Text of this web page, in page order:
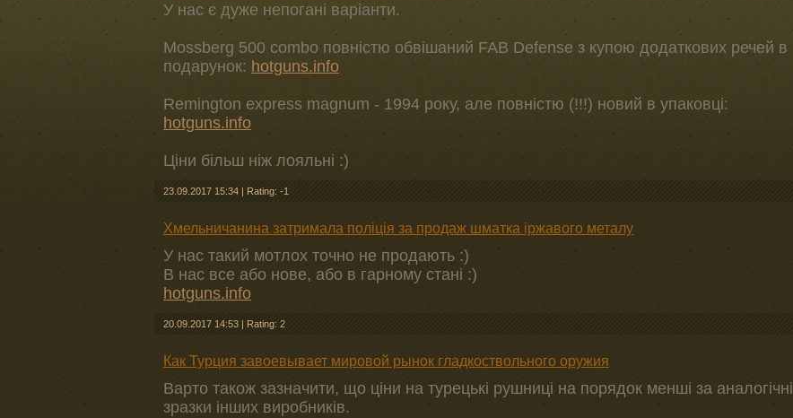
У нас є дуже непогані варіанти.
Mossberg 500 combo повністю обвішаний FAB Defense з купою додаткових речей в
подарунок: hotguns.info
Remington express magnum - 1994 року, але повністю (!!!) новий в упаковці:
hotguns.info
Ціни більш ніж лояльні :)
23.09.2017 15:34 | Rating: -1
Хмельничанина затримала поліція за продаж шматка іржавого металу
У нас такий мотлох точно не продають :)
В нас все або нове, або в гарному стані :)
hotguns.info
20.09.2017 14:53 | Rating: 2
Как Турция завоевывает мировой рынок гладкоствольного оружия
Варто також зазначити, що ціни на турецькі рушниці на порядок менші за аналогічні
зразки інших виробників.